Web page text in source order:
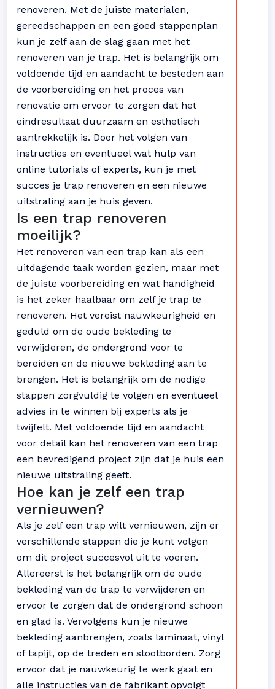
renoveren. Met de juiste materialen,
gereedschappen en een goed stappenplan
kun je zelf aan de slag gaan met het
renoveren van je trap. Het is belangrijk om
voldoende tijd en aandacht te besteden aan
de voorbereiding en het proces van
renovatie om ervoor te zorgen dat het
eindresultaat duurzaam en esthetisch
aantrekkelijk is. Door het volgen van
instructies en eventueel wat hulp van
online tutorials of experts, kun je met
succes je trap renoveren en een nieuwe
uitstraling aan je huis geven.
Is een trap renoveren
moeilijk?
Het renoveren van een trap kan als een
uitdagende taak worden gezien, maar met
de juiste voorbereiding en wat handigheid
is het zeker haalbaar om zelf je trap te
renoveren. Het vereist nauwkeurigheid en
geduld om de oude bekleding te
verwijderen, de ondergrond voor te
bereiden en de nieuwe bekleding aan te
brengen. Het is belangrijk om de nodige
stappen zorgvuldig te volgen en eventueel
advies in te winnen bij experts als je
twijfelt. Met voldoende tijd en aandacht
voor detail kan het renoveren van een trap
een bevredigend project zijn dat je huis een
nieuwe uitstraling geeft.
Hoe kan je zelf een trap
vernieuwen?
Als je zelf een trap wilt vernieuwen, zijn er
verschillende stappen die je kunt volgen
om dit project succesvol uit te voeren.
Allereerst is het belangrijk om de oude
bekleding van de trap te verwijderen en
ervoor te zorgen dat de ondergrond schoon
en glad is. Vervolgens kun je nieuwe
bekleding aanbrengen, zoals laminaat, vinyl
of tapijt, op de treden en stootborden. Zorg
ervoor dat je nauwkeurig te werk gaat en
alle instructies van de fabrikant opvolgt